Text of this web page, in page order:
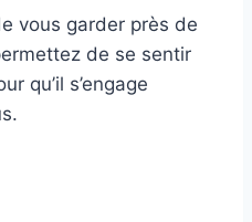
vous garder près de
de se sentir
qu’il s’engage